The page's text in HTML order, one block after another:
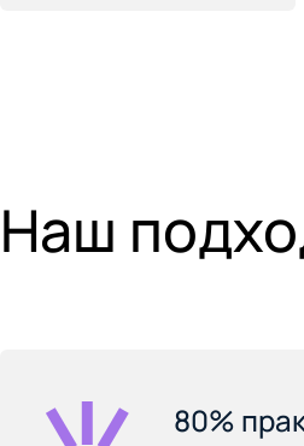
Наш
80%